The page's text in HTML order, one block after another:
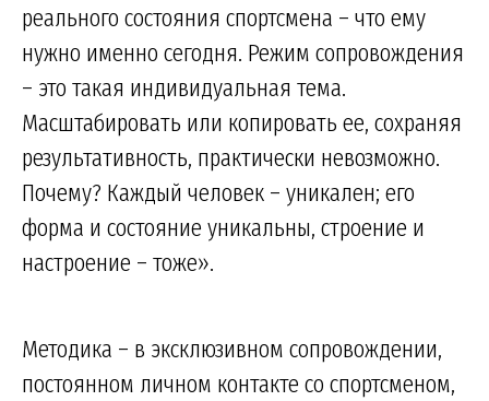
реального состояния спортсмена – что ему
нужно именно сегодня. Режим сопровождения
– это такая индивидуальная тема.
Масштабировать или копировать ее, сохраняя
результативность, практически невозможно.
Почему? Каждый человек – уникален; его
форма и состояние уникальны, строение и
настроение – тоже».
Методика – в эксклюзивном сопровождении,
постоянном личном контакте со спортсменом,